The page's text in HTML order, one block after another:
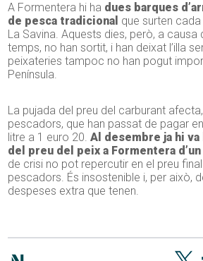
A Formentera hi ha dues barques
de pesca tradicional que surten
La Savina. Aquests dies, però, a causa
temps, no han sortit, i han deixat l’illa
peixateries tampoc no han pogut
Península.
La pujada del preu del carburant
pescadors, que han passat de pagar
litre a 1 euro 20.Al desembre ja hi va
del preu del peix a Formentera d’un
de crisi no pot repercutir en el preu
pescadors. És insostenible i, per això,
despeses extra que tenen.